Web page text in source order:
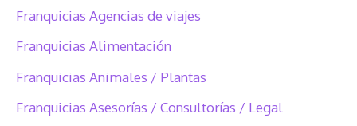
Franquicias Agencias de viajes
Franquicias Alimentación
Franquicias Animales / Plantas
Franquicias Asesorías / Consultorías / Legal